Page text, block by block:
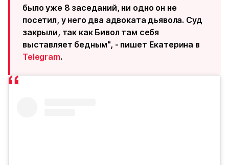
было уже 8 заседаний, ни одно он не
посетил, у него два адвоката дьявола. Суд
закрыли, так как Бивол там себя
выставляет бедным", - пишет Екатерина в
Telegram.